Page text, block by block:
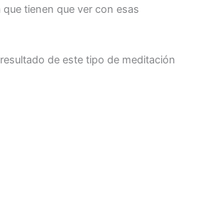
que tienen que ver con esas
de este tipo de meditación